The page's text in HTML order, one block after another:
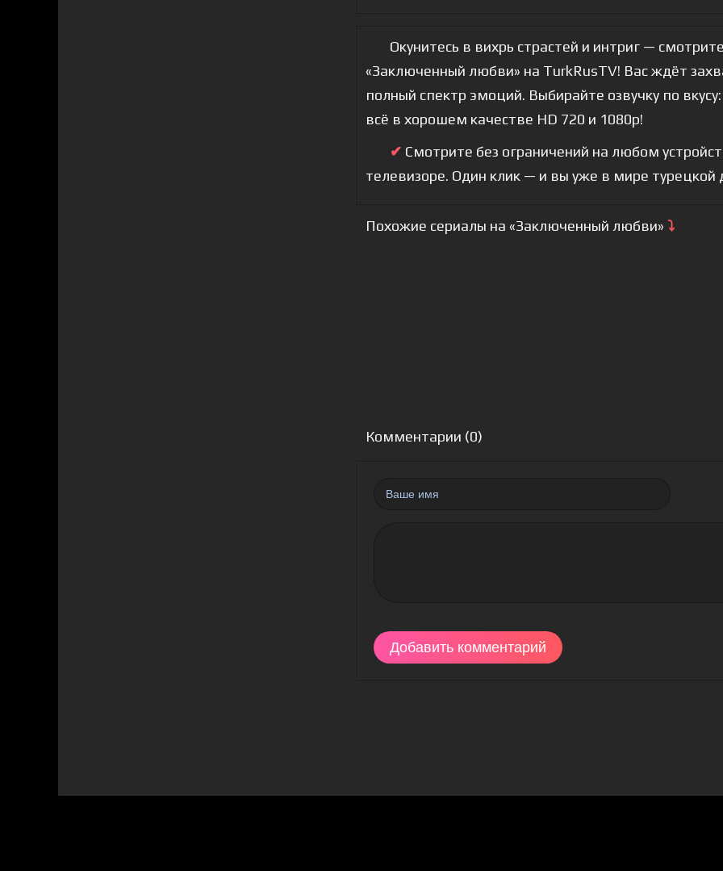
Окунитесь в вихрь страстей и интриг —
«Заключенный любви» на TurkRusTV! Вас ждёт
полный спектр эмоций. Выбирайте озвучку по
всё в хорошем качестве HD 720 и 1080p!
✔ Смотрите без ограничений на любом
телевизоре. Один клик — и вы уже в мире турецкой
Похожие сериалы на «Заключенный любви» ⤵
Комментарии (0)
Добавить комментарий